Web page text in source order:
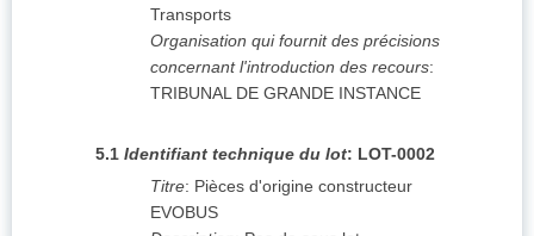
Transports
Organisation qui fournit des précisions
concernant l'introduction des recours:
TRIBUNAL DE GRANDE INSTANCE
5.1 Identifiant technique du lot: LOT-0002
Titre: Pièces d'origine constructeur
EVOBUS